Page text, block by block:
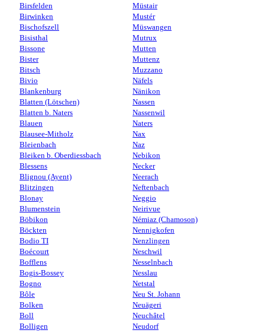
Birsfelden
Birwinken
Bischofszell
Bisisthal
Bissone
Bister
Bitsch
Bivio
Blankenburg
Blatten (Lötschen)
Blatten b. Naters
Blauen
Blausee-Mitholz
Bleienbach
Bleiken b. Oberdiessbach
Blessens
Blignou (Ayent)
Blitzingen
Blonay
Blumenstein
Böbikon
Böckten
Bodio TI
Boécourt
Bofflens
Bogis-Bossey
Bogno
Bôle
Bolken
Boll
Bolligen
Müstair
Mustér
Müswangen
Mutrux
Mutten
Muttenz
Muzzano
Näfels
Nänikon
Nassen
Nassenwil
Naters
Nax
Naz
Nebikon
Necker
Neerach
Neftenbach
Neggio
Neirivue
Némiaz (Chamoson)
Nennigkofen
Nenzlingen
Neschwil
Nesselnbach
Nesslau
Netstal
Neu St. Johann
Neuägeri
Neuchâtel
Neudorf